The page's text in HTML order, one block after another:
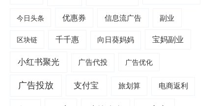
今日头条 优惠券 信息流广告 副业
区块链 千千惠 向日葵妈妈 宝妈副业
小红书聚光 广告代投 广告优化
广告投放 支付宝 旅划算 电商返利